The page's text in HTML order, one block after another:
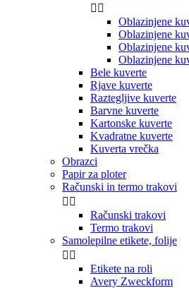
 
Oblazinjene
Oblazinjene
Oblazinjene
Oblazinjene
Bele kuverte
Rjave kuverte
Raztegljive kuverte
Barvne kuverte
Kartonske kuverte
Kvadratne kuverte
Kuverta vrečka
Obrazci
Papir za ploter
Računski in termo trakovi
 
Računski trakovi
Termo trakovi
Samolepilne etikete, folije
 
Etikete na roli
Avery Zweckform